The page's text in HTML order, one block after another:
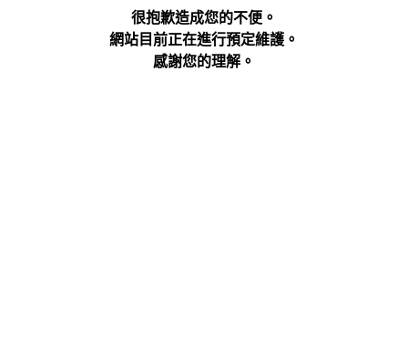
很抱歉造成您的不便。
網站目前正在進行預定維護。
感謝您的理解。